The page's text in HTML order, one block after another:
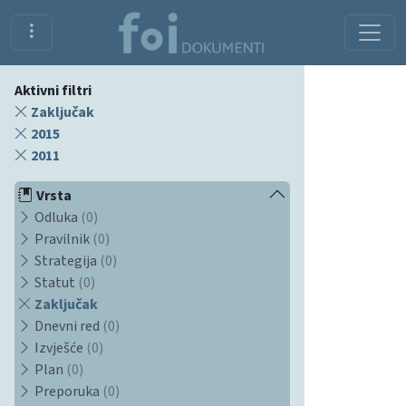
Aktivni filtri
Zaključak
2015
2011
Vrsta
Odluka (0)
Pravilnik (0)
Strategija (0)
Statut (0)
Zaključak
Dnevni red (0)
Izvješće (0)
Plan (0)
Preporuka (0)